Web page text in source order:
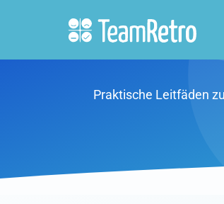
Praktische Leitfäden